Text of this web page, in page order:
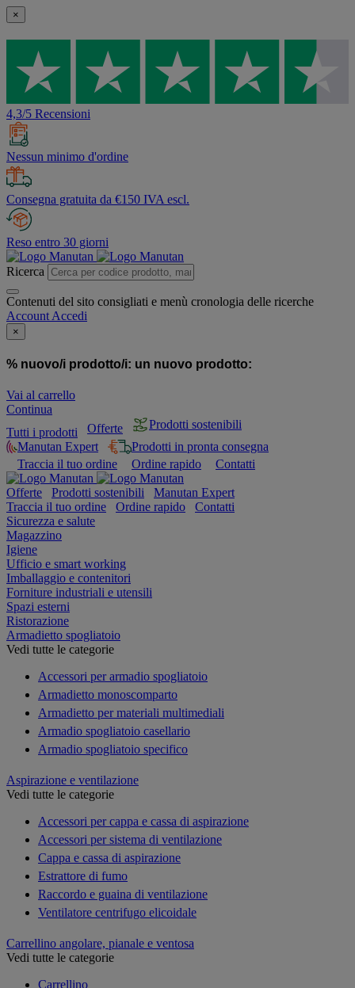
×
4,3/5 Recensioni
Nessun minimo d'ordine
Consegna gratuita da €150 IVA escl.
Reso entro 30 giorni
Ricerca
Contenuti del sito consigliati e menù cronologia delle ricerche
Account Accedi
×
% nuovo/i prodotto/i: un nuovo prodotto:
Vai al carrello
Continua
Tutti i prodotti
Offerte
Prodotti sostenibili
Manutan Expert
Prodotti in pronta consegna
Traccia il tuo ordine
Ordine rapido Contatti
Offerte Prodotti sostenibili
Manutan Expert
Traccia il tuo ordine
Ordine rapido
Contatti
Sicurezza e salute
Magazzino
Igiene
Ufficio e smart working
Imballaggio e contenitori
Forniture industriali e utensili
Spazi esterni
Ristorazione
Armadietto spogliatoio
Vedi tutte le categorie
Accessori per armadio spogliatoio
Armadietto monoscomparto
Armadietto per materiali multimediali
Armadio spogliatoio casellario
Armadio spogliatoio specifico
Aspirazione e ventilazione
Vedi tutte le categorie
Accessori per cappa e cassa di aspirazione
Accessori per sistema di ventilazione
Cappa e cassa di aspirazione
Estrattore di fumo
Raccordo e guaina di ventilazione
Ventilatore centrifugo elicoidale
Carrellino angolare, pianale e ventosa
Vedi tutte le categorie
Carrellino